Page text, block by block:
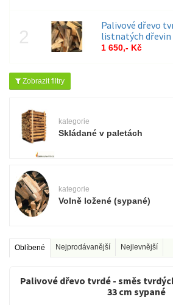
Palivové dřevo
listnatých dřevin
1 650,- Kč
Zobrazit filtry
kategorie
Skládané v paletách
kategorie
Volně ložené (sypané)
Oblíbené Nejprodávanější Nejlevnější
Palivové dřevo tvrdé - směs
33 cm sypané